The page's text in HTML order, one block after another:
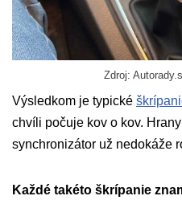
Zdroj:
Výsledkom je typické
chvíli počuje kov o kov.
synchronizátor už nedokáže
Každé takéto škrípanie